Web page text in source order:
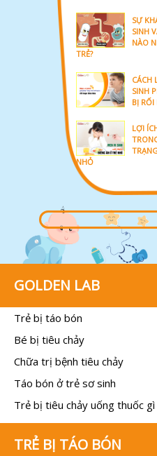
SỰ
SINH
NÀO
TRẺ?
CÁCH
SINH
BỊ RỐI
LỢI
NHỎ
GOLDEN LAB
Trẻ bị táo bón
Bé bị tiêu chảy
Chữa trị bệnh tiêu chảy
Táo bón ở trẻ sơ sinh
Trẻ bị tiêu chảy uống thuốc gì
TRẺ BỊ TÁO BÓN